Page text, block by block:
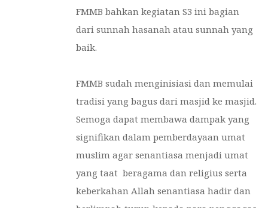
FMMB bahkan kegiatan S3 ini bagian
dari sunnah hasanah atau sunnah yang
baik.
FMMB sudah menginisiasi dan memulai
tradisi yang bagus dari masjid ke masjid.
Semoga dapat membawa dampak yang
signifikan dalam pemberdayaan umat
muslim agar senantiasa menjadi umat
yang taat beragama dan religius serta
keberkahan Allah senantiasa hadir dan